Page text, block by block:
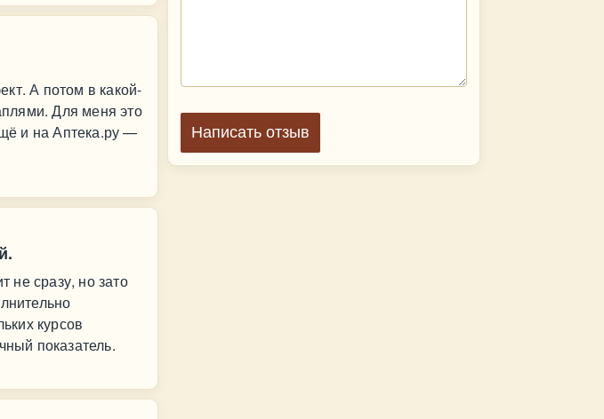
А потом в какой-
Для меня это
и на Аптека.ру —
не сразу, но зато
курсов
показатель.
Написать отзыв